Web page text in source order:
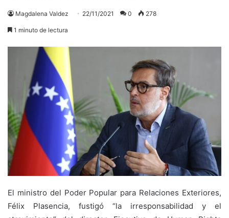
Magdalena Valdez 22/11/2021 0 278
1 minuto de lectura
El ministro del Poder Popular para Relaciones Exteriores,
Félix Plasencia, fustigó “la irresponsabilidad y el